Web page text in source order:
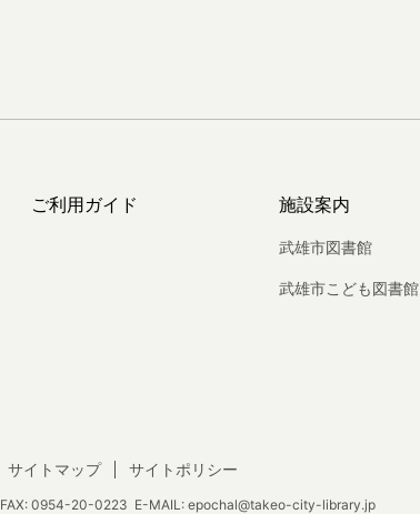
ご利用ガイド 施設案内
武雄市図書館
武雄市こども図書館
FAX: 0954-20-0223 E-MAIL: epochal@takeo-city-library.jp
サイトマップ サイトポリシー